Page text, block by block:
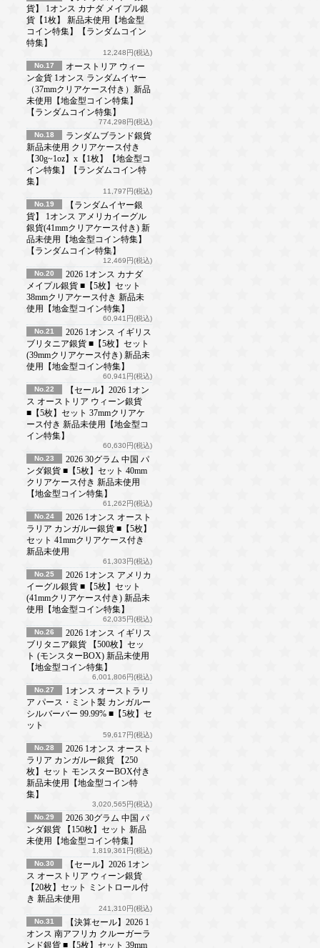
貨】 1オンス カナダ メイプル銀
貨【1枚】 新品未使用【地金型
コイン特集】【ランダムコイン
特集】
12,248円(税込)
No.17
オーストリア ウィー
ン金貨 1オンス ランダムイヤー
（37mmクリアケース付き）新品
未使用【地金型コイン特集】
【ランダムコイン特集】
774,298円(税込)
No.18
ランダムブランド銀貨
新品未使用 クリアケース付き
【30g~1oz】x【1枚】【地金型コ
イン特集】【ランダムコイン特
集】
11,797円(税込)
No.19
【ランダムイヤー銀
貨】 1オンス アメリカイーグル
銀貨(41mmクリアケース付き) 新
品未使用【地金型コイン特集】
【ランダムコイン特集】
12,469円(税込)
No.20
2026 1オンス カナダ
メイプル銀貨 ■【5枚】セット
38mmクリアケース付き 新品未
使用【地金型コイン特集】
60,941円(税込)
No.21
2026 1オンス イギリス
ブリタニア銀貨 ■【5枚】セット
(39mmクリアケース付き) 新品未
使用【地金型コイン特集】
60,941円(税込)
No.22
【セール】2026 1オン
ス オーストリア ウィーン銀貨
■【5枚】セット 37mmクリアケ
ース付き 新品未使用【地金型コ
イン特集】
60,630円(税込)
No.23
2026 30グラム 中国 パ
ンダ銀貨 ■【5枚】セット 40mm
クリアケース付き 新品未使用
【地金型コイン特集】
61,262円(税込)
No.24
2026 1オンス オースト
ラリア カンガルー銀貨 ■【5枚】
セット 41mmクリアケース付き
新品未使用
61,303円(税込)
No.25
2026 1オンス アメリカ
イーグル銀貨 ■【5枚】セット
(41mmクリアケース付き) 新品未
使用【地金型コイン特集】
62,035円(税込)
No.26
2026 1オンス イギリス
ブリタニア銀貨 【500枚】セッ
ト (モンスターBOX) 新品未使用
【地金型コイン特集】
6,001,806円(税込)
No.27
1オンス オーストラリ
ア パース・ミント製 カンガルー
シルバーバー 99.99% ■【5枚】セ
ット
59,617円(税込)
No.28
2026 1オンス オースト
ラリア カンガルー銀貨 【250
枚】セット モンスターBOX付き
新品未使用【地金型コイン特
集】
3,020,565円(税込)
No.29
2026 30グラム 中国 パ
ンダ銀貨 【150枚】セット 新品
未使用【地金型コイン特集】
1,819,361円(税込)
No.30
【セール】2026 1オン
ス オーストリア ウィーン銀貨
【20枚】セット ミントロール付
き 新品未使用
241,310円(税込)
No.31
【決算セール】2026 1
オンス 南アフリカ クルーガーラ
ンド銀貨 ■【5枚】セット 39mm